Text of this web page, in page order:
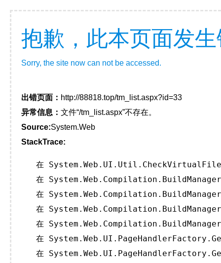
抱歉，此本页面发
Sorry, the site now can not be accessed.
出错页面： http://88818.top/tm_list.aspx?id=33
异常信息： 文件“/tm_list.aspx”不存在。
Source:System.Web
StackTrace:
在
在
在
在
在
在
在